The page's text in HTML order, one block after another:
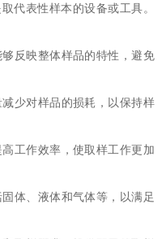
代表性样本的设备或工具。
反映整体样品的特性，避免
少对样品的损耗，以保持样
工作效率，使取样工作更加
体、液体和气体等，以满足